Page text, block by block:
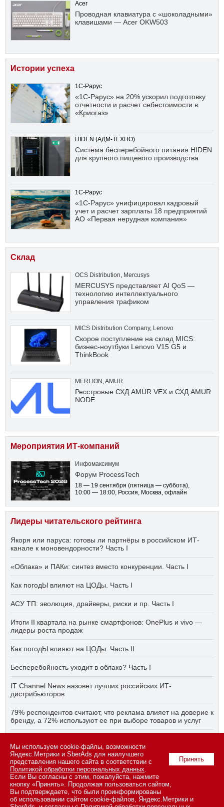
Acer
Проводная клавиатура с «шоколадными»
клавишами — Acer OKW503
Истории успеха
1С-Рарус
«1С-Рарус» на 20% ускорил подготовку
отчетности и расчет себестоимости в
«Криогаз»
HIDEN (АДМ-ТЕХНО)
Система бесперебойного питания HIDEN
для крупного пищевого производства
1С-Рарус
«1С-Рарус» унифицировал кадровый
учет и расчет зарплаты 18 предприятий
АО «Первая нерудная компания»
Склад
OCS Distribution Mercusys
MERCUSYS представляет AI QoS —
технологию интеллектуального
управления трафиком
MICS Distribution Company, Lenovo
Скорое поступление на склад MICS:
бизнес-ноутбуки Lenovo V15 G5 и
ThinkBook
MERLION AMUR
Ресстровые СХД AMUR VEX и СХД AMUR
NODE
Мероприятия ИТ-компаний
Инфомаксимум
Форум ProcessTech
18 — 19 сентября (пятница — суббота),
10:00 — 18:00, Россия, Москва, офлайн
Лидеры читательского рейтинга
Якоря или паруса: готовы ли партнёры в российском ИТ-
канале к моновендорности? Часть I
«Облака» и ПАКи: синтез вместо конкуренции. Часть I
Как погодЫ влияют на ЦОДы. Часть I
АСУ ТП: эволюция, драйверы, риски и пр. Часть I
Итоги II квартала на рынке смартфонов: OnePlus и vivo —
лидеры роста продаж
Как погодЫ влияют на ЦОДы. Часть II
Бесперебойность уходит в облако? Часть I
IT Channel News назовет лучших российских ИТ-
дистрибьюторов
79% респондентов считают, что реклама влияет на доверие к
бренду, а 72% используют ее при выборе товаров и услуг
ПО нужно всё сразу? Часть I
© 2026 ООО «СК ПРЕСС».Политика конфиденциальности
персональных данных,информация об авторских правах и порядке
использования материалов сайта
109147 г. Москва, ул. Марксистская, 34, строение 10. Телефон: +7
Принять
Мы используем cookie-файлы, возможности
Яндекс.Метрики и SberAds для наилучшего
представления нашего сайта в соответствии с
Политикой обработки персональных данных.
Если Вы согласны с этим, пожалуйста, нажмите
кнопку «Принять». Продолжая пользоваться сайтом,
Вы подтверждаете, что были проинформированы
об использовании сайтом cookie-файлов, Яндекс.Метрики и